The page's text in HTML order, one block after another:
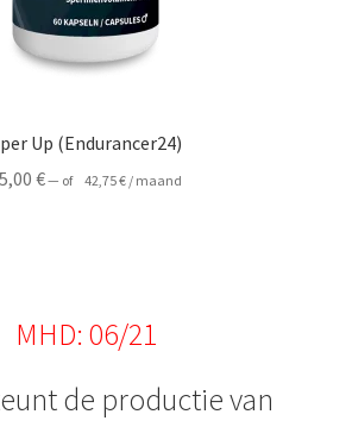
Up (Endurancer24)
€— of 42,75€ / maand
MHD: 06/21
de productie van